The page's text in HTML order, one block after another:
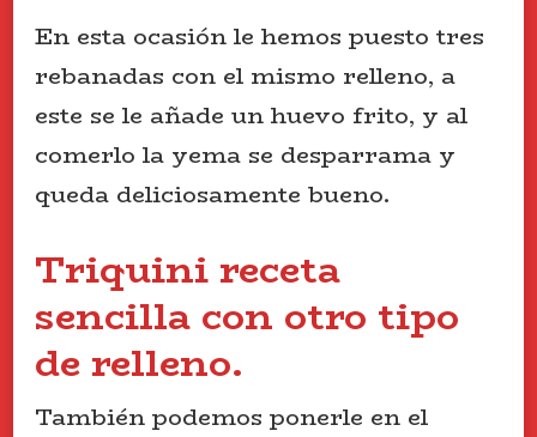
En esta ocasión le hemos puesto tres
rebanadas con el mismo relleno, a
este se le añade un huevo frito, y al
comerlo la yema se desparrama y
queda deliciosamente bueno.
Triquini receta
sencilla con otro tipo
de relleno.
También podemos ponerle en el